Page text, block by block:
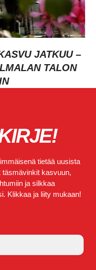
JATKUU –
TALON
tietää uusista
täsmävinkit kasvuun,
ja silkkaa
Klikkaa ja liity mukaan!